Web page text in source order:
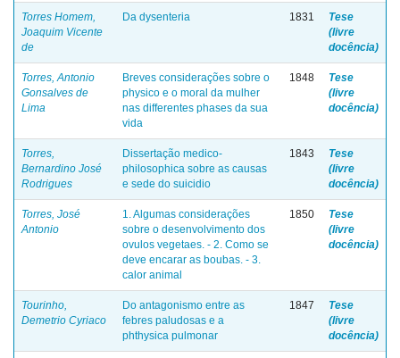
Torres Homem,
Joaquim Vicente
de
Da dysenteria 1831
Tese
(livre
docência)
Torres, Antonio
Gonsalves de
Lima
Breves considerações sobre o
physico e o moral da mulher
nas differentes phases da sua
vida
1848
Tese
(livre
docência)
Torres,
Bernardino José
Rodrigues
Dissertação medico-
philosophica sobre as causas
e sede do suicidio
1843
Tese
(livre
docência)
Torres, José
Antonio
1. Algumas considerações
sobre o desenvolvimento dos
ovulos vegetaes. - 2. Como se
deve encarar as boubas. - 3.
calor animal
1850
Tese
(livre
docência)
Tourinho,
Demetrio Cyriaco
Do antagonismo entre as
febres paludosas e a
phthysica pulmonar
1847
Tese
(livre
docência)